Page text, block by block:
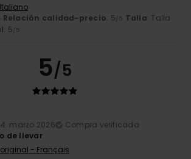
Relación calidad-precio: 5/5 Talla: Talla
: 5/5
5/5
marzo 2026
Compra verificada
de llevar
- Français